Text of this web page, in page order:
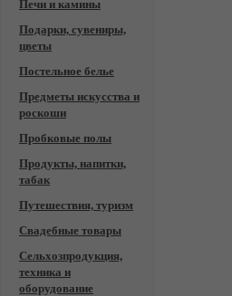
Печи и камины
Подарки, сувениры,
цветы
Постельное белье
Предметы искусства и
роскоши
Пробковые полы
Продукты, напитки,
табак
Путешествия, туризм
Свадебные товары
Сельхозпродукция,
техника и
оборудование